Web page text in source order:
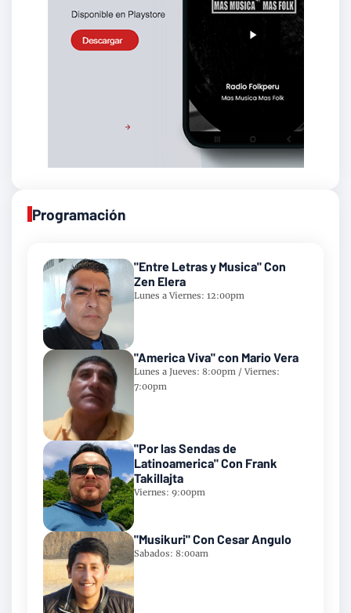
Programación
"Entre Letras y Musica" Con
Zen Elera
Lunes a Viernes: 12:00pm
"America Viva" con Mario Vera
Lunes a Jueves: 8:00pm / Viernes:
7:00pm
"Por las Sendas de
Latinoamerica" Con Frank
Takillajta
Viernes: 9:00pm
"Musikuri" Con Cesar Angulo
Sabados: 8:00am